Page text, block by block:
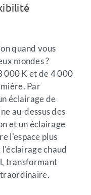
quand vous
mondes ?
000 K et de 4 000
Par
éclairage de
au-dessus des
et un éclairage
l'espace plus
chaud
transformant